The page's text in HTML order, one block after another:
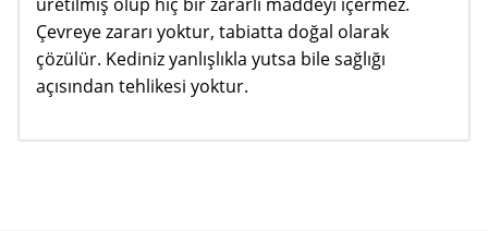
Çevreye zararı yoktur, tabiatta doğal olarak
çözülür. Kediniz yanlışlıkla yutsa bile sağlığı
açısından tehlikesi yoktur.